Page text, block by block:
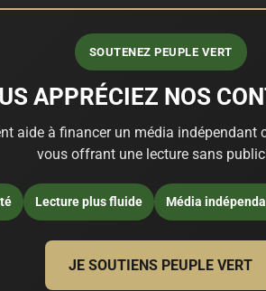
SOUTENEZ PEUPLE VERT
APPRÉCIEZ NOS
aide à financer un média indépendant
vous offrant une lecture sans
Lecture plus fluide Média
JE SOUTIENS PEUPLE VERT